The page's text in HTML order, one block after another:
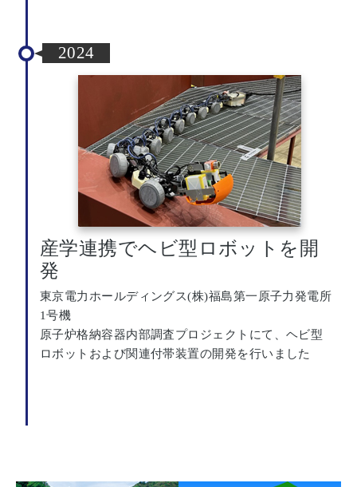
2024
産学連携でヘビ型ロボットを開
発
東京電力ホールディングス(株)福島第一原子力発電所
1号機
原子炉格納容器内部調査プロジェクトにて、ヘビ型
ロボットおよび関連付帯装置の開発を行いました